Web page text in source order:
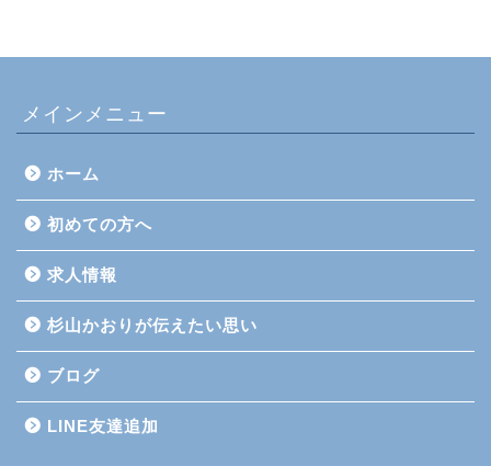
メインメニュー
ホーム
初めての方へ
求人情報
杉山かおりが伝えたい思い
ブログ
LINE友達追加